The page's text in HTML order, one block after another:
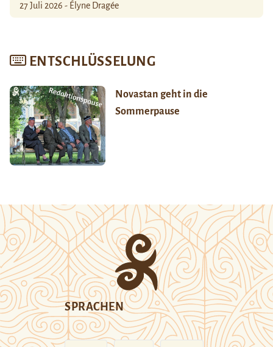
27 Juli 2026 - Élyne Dragée
ENTSCHLÜSSELUNG
Novastan geht in die
Sommerpause
SPRACHEN